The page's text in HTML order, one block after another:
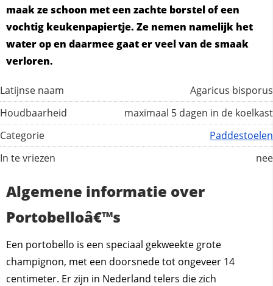
maak ze schoon met een zachte borstel of een
vochtig keukenpapiertje. Ze nemen namelijk het
water op en daarmee gaat er veel van de smaak
verloren.
Agaricus bisporus
Latijnse naam
maximaal 5 dagen in de koelkast
Houdbaarheid
Paddestoelen
Categorie
nee
In te vriezen
Algemene informatie over
Portobelloâ€™s
Een portobello is een speciaal gekweekte grote
champignon, met een doorsnede tot ongeveer 14
centimeter. Er zijn in Nederland telers die zich